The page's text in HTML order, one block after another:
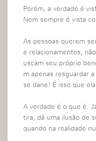
Porém, a verdade é
Nem sempre é vista
As pessoas querem
e relacionamentos,
uscam seu próprio
m apenas resguardar
se dane! É isso que
A verdade é o que é.
tira, dá uma ilusão de
quando na realidade